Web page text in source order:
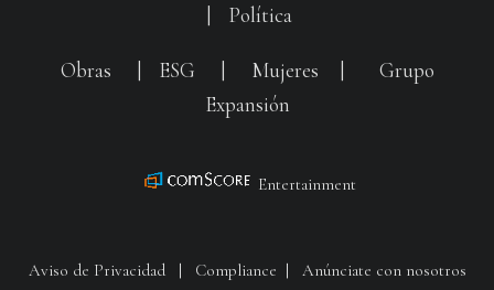
Política
Obras ESG Mujeres
Grupo
Expansión
Entertainment
Aviso de Privacidad| Compliance | Anúnciate con nosotros